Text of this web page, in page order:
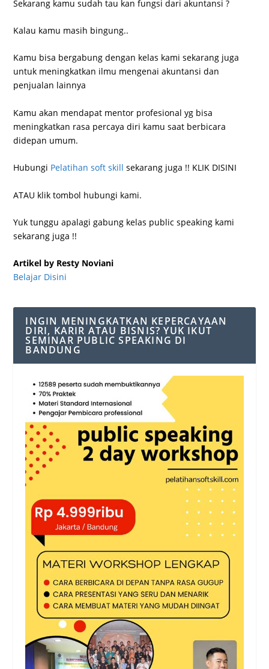
Sekarang kamu sudah tau kan fungsi dari akuntansi ?
Kalau kamu masih bingung..
Kamu bisa bergabung dengan kelas kami sekarang juga
untuk meningkatkan ilmu mengenai akuntansi dan
penjualan lainnya
Kamu akan mendapat mentor profesional yg bisa
meningkatkan rasa percaya diri kamu saat berbicara
didepan umum.
Hubungi Pelatihan soft skill sekarang juga !! KLIK DISINI
ATAU klik tombol hubungi kami.
Yuk tunggu apalagi gabung kelas public speaking kami
sekarang juga !!
Artikel by Resty Noviani
Belajar Disini
INGIN MENINGKATKAN KEPERCAYAAN
DIRI, KARIR ATAU BISNIS? YUK IKUT
SEMINAR PUBLIC SPEAKING DI
BANDUNG